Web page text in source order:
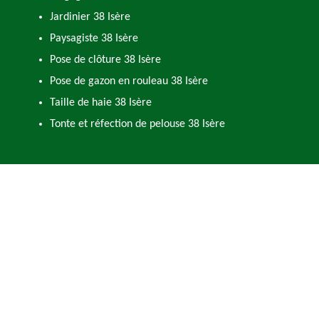
Jardinier 38 Isère
Paysagiste 38 Isère
Pose de clôture 38 Isère
Pose de gazon en rouleau 38 Isère
Taille de haie 38 Isère
Tonte et réfection de pelouse 38 Isère